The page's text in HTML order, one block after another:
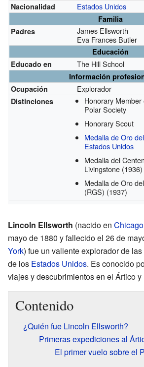
Nacionalidad Estados Unidos
Familia
Padres
James Ellsworth
Eva Frances Butler
Educación
Educado en
The Hill School
Información
Ocupación
Explorador
Distinciones
Honorary
Polar Society
Honorary Scout
Medalla de Oro
Estados Unidos
Medalla del
Livingstone (1936)
Medalla de Oro
(RGS) (1937)
Lincoln Ellsworth (nacido en Chicago
mayo de 1880 y fallecido el 26 de
York) fue un valiente explorador de
de los Estados Unidos. Es conocido
viajes y descubrimientos en el Ártico y
Contenido
¿Quién fue Lincoln Ellsworth?
Primeras expediciones al
El primer vuelo sobre el